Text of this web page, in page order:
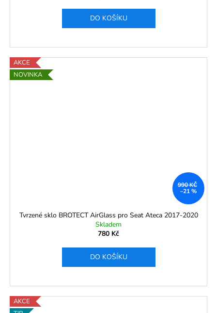
DO KOŠÍKU
AKCE
NOVINKA
990 KČ
–21 %
Tvrzené sklo BROTECT AirGlass pro Seat Ateca 2017-2020
Skladem
780 Kč
DO KOŠÍKU
AKCE